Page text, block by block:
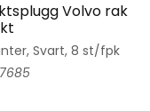
Volvo rak
Svart, 8 st/fpk
7685